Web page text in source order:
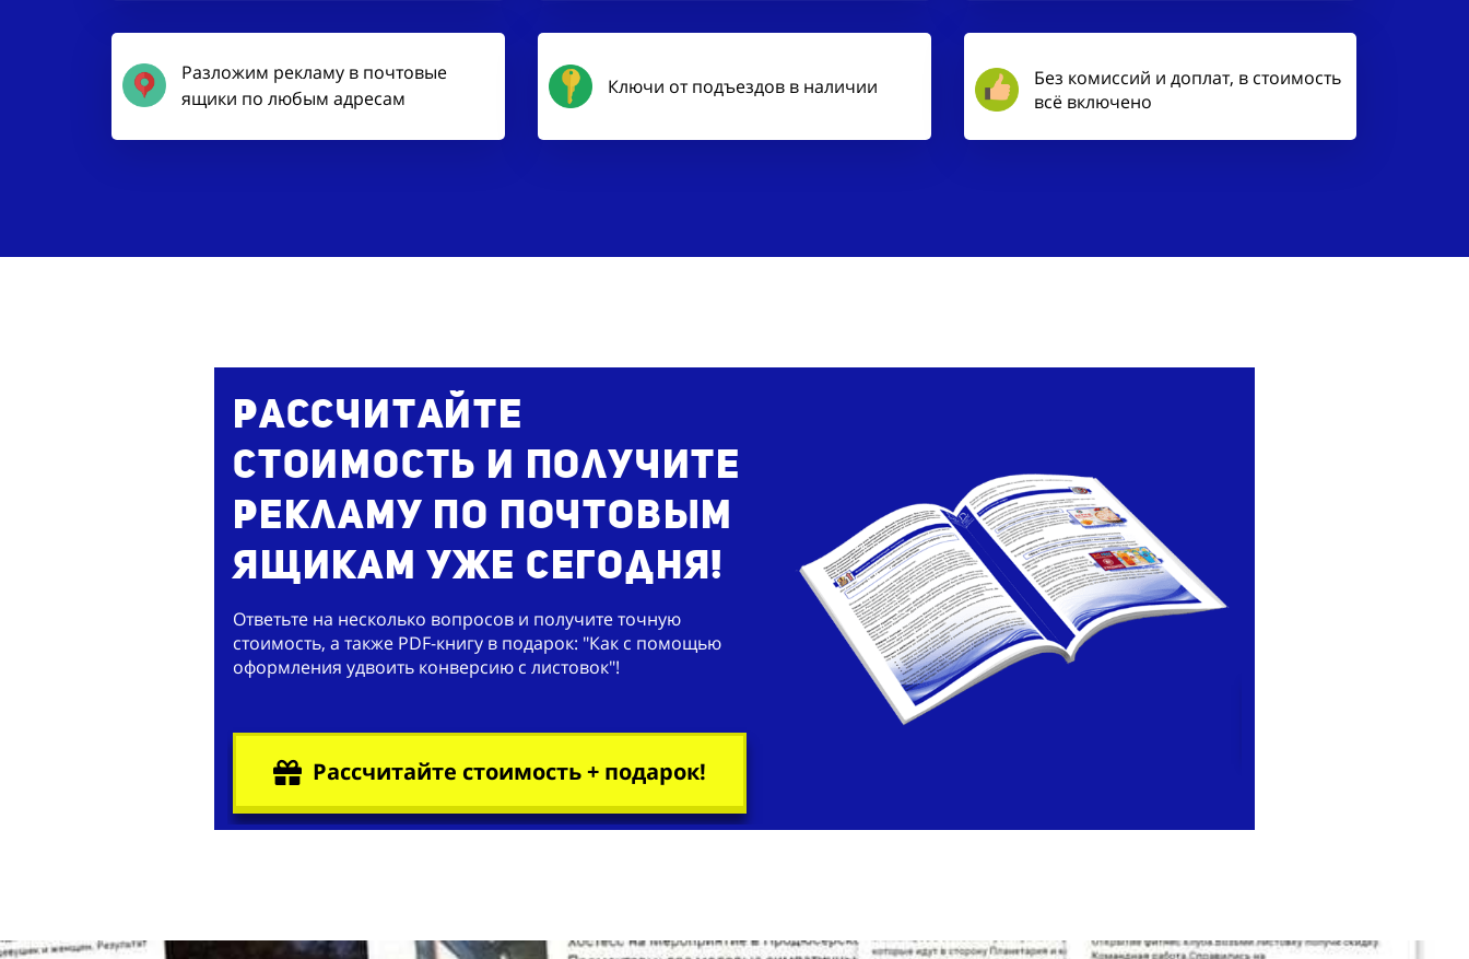
Разложим рекламу в почтовые
ящики по любым адресам
Ключи от подъездов в наличии
Без комиссий и доплат, в стоимость
всё включено
Рассчитайте
стоимость и получите
рекламу по почтовым
ящикам уже сегодня!
Ответьте на несколько вопросов и получите точную
стоимость, а также PDF-книгу в подарок: "Как с помощью
оформления удвоить конверсию с листовок"!
Рассчитайте стоимость + подарок!